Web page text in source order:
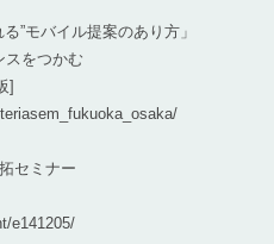
”モバイル提案のあり方」
をつかむ
]
セミナー
e141205/